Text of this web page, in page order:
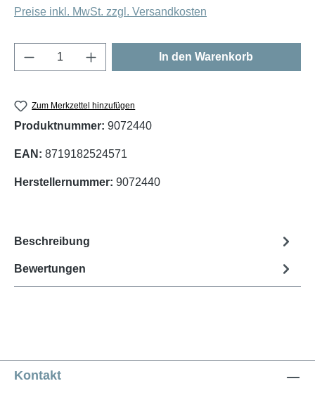
Preise inkl. MwSt. zzgl. Versandkosten
Produkt Anzahl: Gib den gewünschten
In den Warenkorb
Zum Merkzettel hinzufügen
Produktnummer: 9072440
EAN: 8719182524571
Herstellernummer: 9072440
Beschreibung
Bewertungen
Kontakt